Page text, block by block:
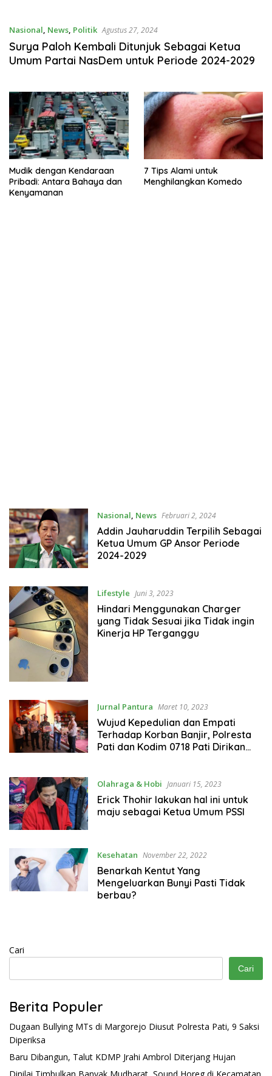
Nasional, News, Politik Agustus 27, 2024
Surya Paloh Kembali Ditunjuk Sebagai Ketua
Umum Partai NasDem untuk Periode 2024-2029
Mudik dengan Kendaraan
Pribadi: Antara Bahaya dan
Kenyamanan
7 Tips Alami untuk
Menghilangkan Komedo
Nasional, News Februari 2, 2024
Addin Jauharuddin Terpilih Sebagai
Ketua Umum GP Ansor Periode
2024-2029
Lifestyle Juni 3, 2023
Hindari Menggunakan Charger
yang Tidak Sesuai jika Tidak ingin
Kinerja HP Terganggu
Jurnal Pantura Maret 10, 2023
Wujud Kepedulian dan Empati
Terhadap Korban Banjir, Polresta
Pati dan Kodim 0718 Pati Dirikan
Olahraga & Hobi Januari 15, 2023
Erick Thohir lakukan hal ini untuk
maju sebagai Ketua Umum PSSI
Kesehatan November 22, 2022
Benarkah Kentut Yang
Mengeluarkan Bunyi Pasti Tidak
berbau?
Cari
Cari
Berita Populer
Dugaan Bullying MTs di Margorejo Diusut Polresta Pati, 9 Saksi
Diperiksa
Baru Dibangun, Talut KDMP Jrahi Ambrol Diterjang Hujan
Dinilai Timbulkan Banyak Mudharat, Sound Horeg di Kecamatan